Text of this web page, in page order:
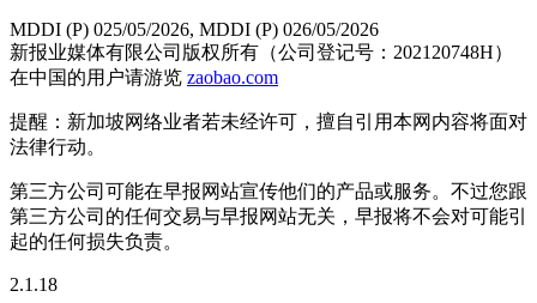
MDDI (P) 025/05/2026, MDDI (P) 026/05/2026
新报业媒体有限公司版权所有（公司登记号：202120748H）
在中国的用户请游览 zaobao.com
提醒：新加坡网络业者若未经许可，擅自引用本网内容将面对
法律行动。
第三方公司可能在早报网站宣传他们的产品或服务。不过您跟
第三方公司的任何交易与早报网站无关，早报将不会对可能引
起的任何损失负责。
2.1.18